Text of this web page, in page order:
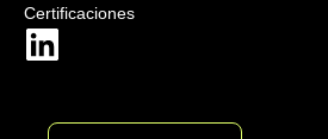
Certificaciones